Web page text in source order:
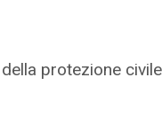
protezione